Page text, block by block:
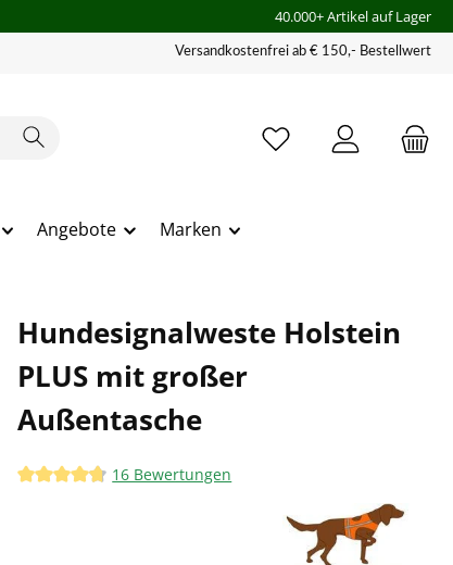
40.000+ Artikel auf Lager
Versandkostenfrei ab € 150,- Bestellwert
Angebote Marken
Hundesignalweste Holstein
PLUS mit großer
Außentasche
Durchschnittliche Bewertung von 4.75 von 5 Sternen
16 Bewertungen